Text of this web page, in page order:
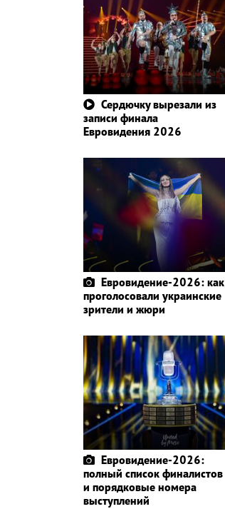
Сердючку вырезали из
записи финала
Евровидения 2026
Евровидение-2026: как
проголосовали украинские
зрители и жюри
Евровидение-2026:
полный список финалистов
и порядковые номера
выступлений